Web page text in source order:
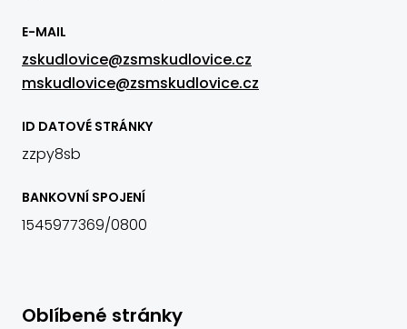
E-MAIL
zskudlovice@zsmskudlovice.cz
mskudlovice@zsmskudlovice.cz
ID DATOVÉ STRÁNKY
zzpy8sb
BANKOVNÍ SPOJENÍ
1545977369/0800
Oblíbené stránky